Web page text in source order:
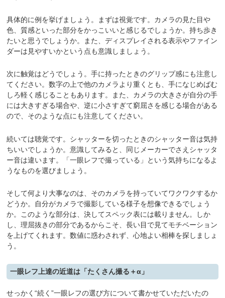
具体的に例を挙げましょう。まずは視覚です。カメラの見た目や
色、質感といった部分をかっこいいと感じるでしょうか。持ち歩き
たいと思うでしょうか。また、ディスプレイされる表示やファイン
ダーは見やすいかという点も意識しましょう。
次に触覚はどうでしょう。手に持ったときのグリップ感にも注意し
てください。数字の上で他のカメラより重くとも、手になじめばむ
しろ軽く感じることもあります。また、カメラの大きさが自分の手
には大きすぎる場合や、逆に小さすぎて窮屈さを感じる場合がある
ので、そのような点にも注意してください。
続いては聴覚です。シャッターを切ったときのシャッター音は気持
ちいいでしょうか。意識してみると、同じメーカーでさえシャッタ
ー音は違います。「一眼レフで撮っている」という気持ちになるよ
うなものを選びましょう。
そして何より大事なのは、そのカメラを持っていてワクワクするか
どうか。自分がカメラで撮影している様子を想像できるでしょう
か。このような部分は、決してスペック表には載りません。しか
し、理屈抜きの部分であるからこそ、長い目で見てモチベーション
を上げてくれます。数値に惑わされず、心地よい相棒を探しましょ
う。
一眼レフ上達の近道は「たくさん撮る＋α」
せっかく“続く”一眼レフの選び方について書かせていただいたの